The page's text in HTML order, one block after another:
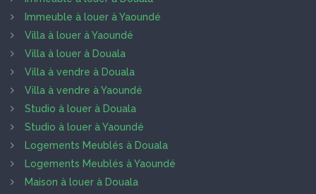
Immeuble à louer à Yaoundé
Villa à louer à Yaoundé
Villa à louer à Douala
Villa à vendre à Douala
Villa à vendre à Yaoundé
Studio à louer à Douala
Studio à louer à Yaoundé
Logements Meublés à Douala
Logements Meublés à Yaoundé
Maison à louer à Douala